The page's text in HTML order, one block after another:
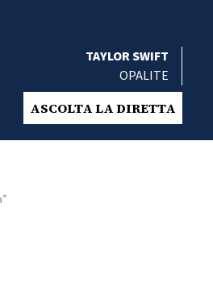
TAYLOR SWIFT
OPALITE
ASCOLTA LA DIRETTA